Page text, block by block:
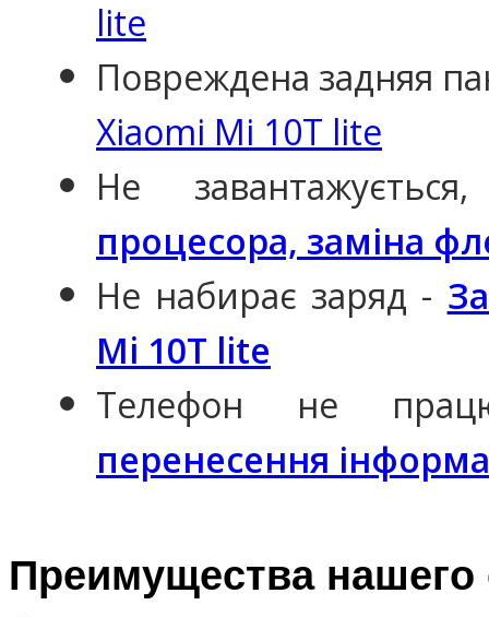
lite
Повреждена задняя
Xiaomi Mi 10T lite
Не
процесора, заміна
Не набирає заряд -
Mi 10T lite
Телефон не
перенесення
Преимущества нашего